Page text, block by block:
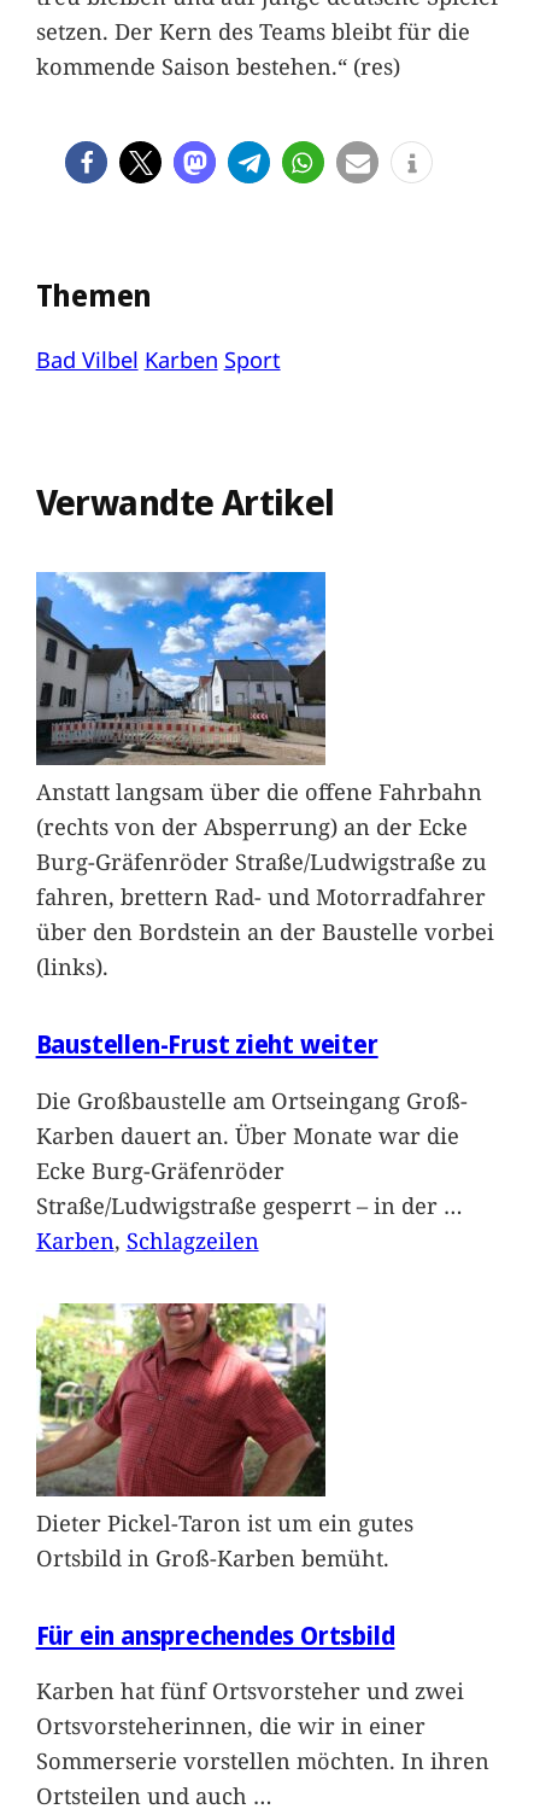
setzen. Der Kern des Teams bleibt für die
kommende Saison bestehen.“ (res)
Themen
Bad Vilbel Karben Sport
Verwandte Artikel
Anstatt langsam über die offene Fahrbahn
(rechts von der Absperrung) an der Ecke
Burg-Gräfenröder Straße/Ludwigstraße zu
fahren, brettern Rad- und Motorradfahrer
über den Bordstein an der Baustelle vorbei
(links).
Baustellen-Frust zieht weiter
Die Großbaustelle am Ortseingang Groß-
Karben dauert an. Über Monate war die
Ecke Burg-Gräfenröder
Straße/Ludwigstraße gesperrt – in der …
Karben, Schlagzeilen
Dieter Pickel-Taron ist um ein gutes
Ortsbild in Groß-Karben bemüht.
Für ein ansprechendes Ortsbild
Karben hat fünf Ortsvorsteher und zwei
Ortsvorsteherinnen, die wir in einer
Sommerserie vorstellen möchten. In ihren
Ortsteilen und auch …